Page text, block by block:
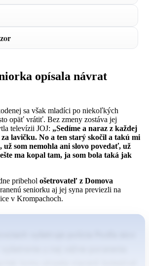
opísala návrat
sa však mladíci po niekoľkých
opäť vrátiť. Bez zmeny zostáva jej
televízii JOJ: „Sedíme a naraz z každej
lavičku. No a ten starý skočil a takú mi
už som nemohla ani slovo povedať, už
ma kopal tam, ja som bola taká jak
pribehol ošetrovateľ z Domova
seniorku aj jej syna previezli na
v Krompachoch.